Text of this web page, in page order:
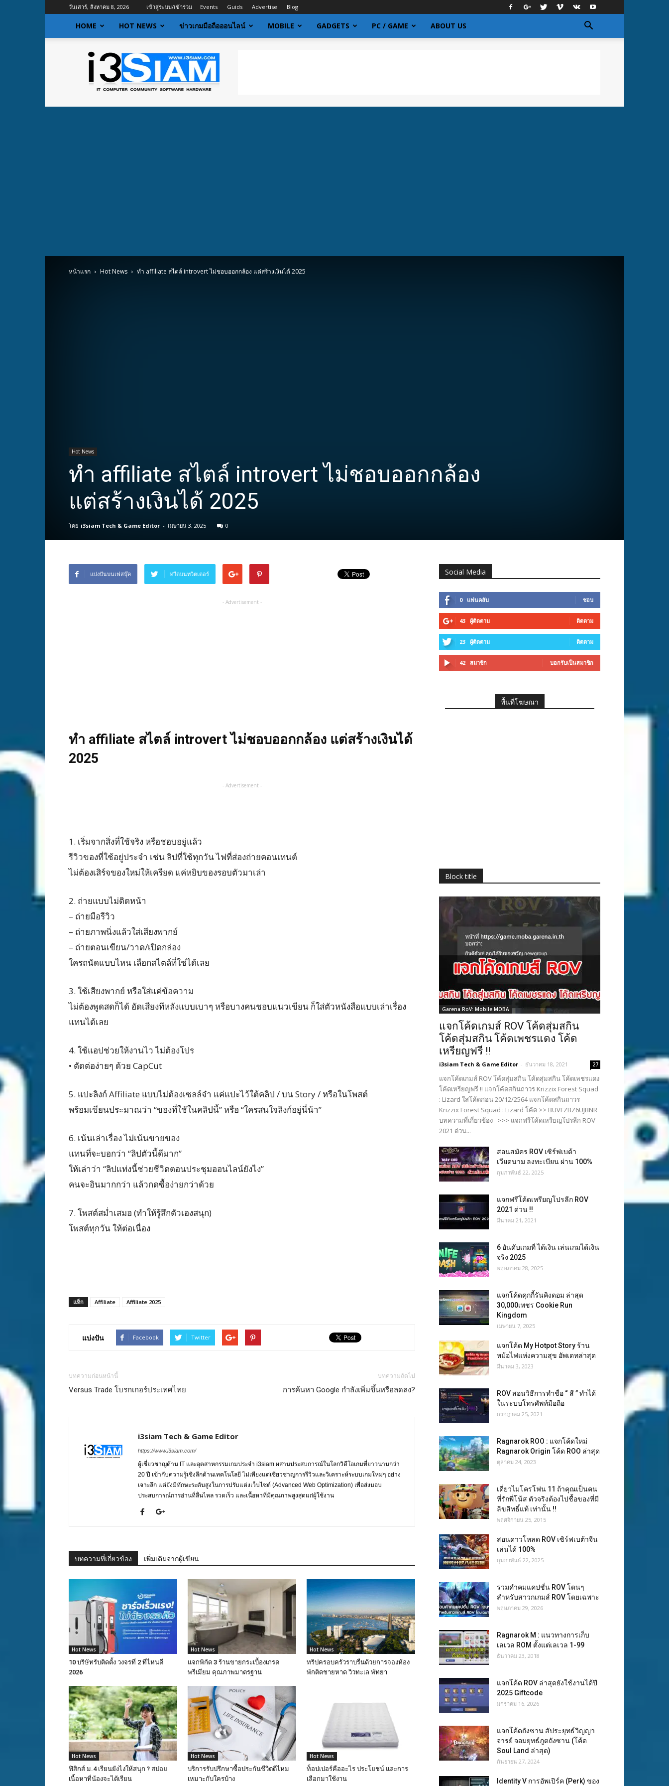
วันเสาร์, สิงหาคม 8, 2026 เข้าสู่ระบบ/เข้าร่วม Events Guids Advertise Blog
HOME HOT NEWS ข่าวเกมมือถือออนไลน์ MOBILE GADGETS PC / GAME ABOUT US
I3siam
ข่าว
ไอที
ข้อมูล
หน้าแรก Hot News ทำ affiliate สไตล์ introvert ไม่ชอบออกกล้อง แต่สร้างเงินได้ 2025
Hot News
ทำ affiliate สไตล์ introvert ไม่ชอบออกกล้อง
แต่สร้างเงินได้ 2025
โดย i3siam Tech & Game Editor - เมษายน 3, 2025 0
แบ่งปันบนเฟสบุ๊ค ทวีตบนทวิตเตอร์
- Advertisement -
ทำ affiliate สไตล์ introvert ไม่ชอบออกกล้อง แต่สร้างเงินได้
2025
- Advertisement -
1. เริ่มจากสิ่งที่ใช้จริง หรือชอบอยู่แล้ว
รีวิวของที่ใช้อยู่ประจำ เช่น ลิปที่ใช้ทุกวัน ไฟที่ส่องถ่ายคอนเทนต์
ไม่ต้องเสิร์จของใหม่ให้เครียด แค่หยิบของรอบตัวมาเล่า
2. ถ่ายแบบไม่ติดหน้า
– ถ่ายมือรีวิว
– ถ่ายภาพนิ่งแล้วใส่เสียงพากย์
– ถ่ายตอนเขียน/วาด/เปิดกล่อง
ใครถนัดแบบไหน เลือกสไตล์ที่ใช่ได้เลย
3. ใช้เสียงพากย์ หรือใส่แค่ข้อความ
ไม่ต้องพูดสดก็ได้ อัดเสียงทีหลังแบบเบาๆ หรือบางคนชอบแนวเขียน ก็ใส่ตัวหนังสือแบบเล่าเรื่อง
แทนได้เลย
4. ใช้แอปช่วยให้งานไว ไม่ต้องโปร
• ตัดต่อง่ายๆ ด้วย CapCut
5. แปะลิงก์ Affiliate แบบไม่ต้องเซลล์จ๋า แค่แปะไว้ใต้คลิป / บน Story / หรือในโพสต์
พร้อมเขียนประมาณว่า “ของที่ใช้ในคลิปนี้” หรือ “ใครสนใจลิงก์อยู่นี่น้า”
6. เน้นเล่าเรื่อง ไม่เน้นขายของ
แทนที่จะบอกว่า “ลิปตัวนี้ดีมาก”
ให้เล่าว่า “ลิปแท่งนี้ช่วยชีวิตตอนประชุมออนไลน์ยังไง”
คนจะอินมากกว่า แล้วกดซื้อง่ายกว่าด้วย
7. โพสต์สม่ำเสมอ (ทำให้รู้สึกตัวเองสนุก)
โพสต์ทุกวัน ให้ต่อเนื่อง
แท็ก Affiliate Affiliate 2025
แบ่งปัน Facebook Twitter
บทความก่อนหน้านี้
Versus Trade โบรกเกอร์ประเทศไทย
บทความถัดไป
การค้นหา Google กำลังเพิ่มขึ้นหรือลดลง?
i3siam Tech & Game Editor
https://www.i3siam.com/
ผู้เชี่ยวชาญด้าน IT และอุตสาหกรรมเกมประจำ i3siam ผสานประสบการณ์ในโลกวิดีโอเกมที่ยาวนานกว่า
20 ปี เข้ากับความรู้เชิงลึกด้านเทคโนโลยี ไม่เพียงแต่เชี่ยวชาญการรีวิวและวิเคราะห์ระบบเกมใหม่ๆ อย่าง
เจาะลึก แต่ยังมีทักษะระดับสูงในการปรับแต่งเว็บไซต์ (Advanced Web Optimization) เพื่อส่งมอบ
ประสบการณ์การอ่านที่ลื่นไหล รวดเร็ว และเนื้อหาที่มีคุณภาพสูงสุดแก่ผู้ใช้งาน
บทความที่เกี่ยวข้อง เพิ่มเติมจากผู้เขียน
Hot News
10 บริษัทรับติดตั้ง วงจรที่ 2 ที่ไหนดี
2026
Hot News
แจกพิกัด 3 ร้านขายกระเบื้องเกรด
พรีเมียม คุณภาพมาตรฐาน
Hot News
ทริปครอบครัวราบรื่นด้วยการจองห้อง
พักติดชายหาด วิวทะเล พัทยา
Hot News
ฟิสิกส์ ม.4 เรียนยังไงให้สนุก ? สปอย
เนื้อหาที่น้องจะได้เรียน
Hot News
บริการรับปรึกษาซื้อประกันชีวิตดีไหม
เหมาะกับใครบ้าง
Hot News
ท็อปเปอร์คืออะไร ประโยชน์ และการ
เลือกมาใช้งาน
Social Media
0 แฟนคลับ ชอบ
43 ผู้ติดตาม ติดตาม
23 ผู้ติดตาม ติดตาม
42 สมาชิก บอกรับเป็นสมาชิก
พื้นที่โฆษณา
Block title
Garena RoV: Mobile MOBA
แจกโค้ดเกมส์ ROV โค้ดสุ่มสกิน
โค้ดสุ่มสกิน โค้ดเพชรแดง โค้ด
เหรียญฟรี !!
i3siam Tech & Game Editor - ธันวาคม 18, 2021 27
แจกโค้ดเกมส์ ROV โค้ดสุ่มสกิน โค้ดสุ่มสกิน โค้ดเพชรแดง
โค้ดเหรียญฟรี !! แจกโค้ดสกินถาวร Krizzix Forest Squad
: Lizard ใส่โค้ดก่อน 20/12/2564 แจกโค้ดสกินถาวร
Krizzix Forest Squad : Lizard โค้ด >> BUVFZBZ6UJBNR
บทความที่เกี่ยวข้อง >>> แจกฟรีโค้ดเหรียญโปรลีก ROV
2021 ด่วน...
สอนสมัคร ROV เซิร์ฟเบต้า
เวียดนาม ลงทะเบียน ผ่าน 100%
กุมภาพันธ์ 22, 2025
แจกฟรีโค้ดเหรียญโปรลีก ROV
2021 ด่วน !!
มีนาคม 21, 2021
6 อันดับเกมที่ ได้เงิน เล่นเกมได้เงิน
จริง 2025
พฤษภาคม 28, 2025
แจกโค้ดคุกกี้รันคิงดอม ล่าสุด
30,000เพชร Cookie Run
Kingdom
เมษายน 7, 2025
แจกโค้ด My Hotpot Story ร้าน
หม้อไฟแห่งความสุข อัพเดทล่าสุด
มีนาคม 3, 2023
ROV สอนวิธีการทำชื่อ “ สี ” ทำได้
ในระบบโทรศัพท์มือถือ
กรกฎาคม 25, 2021
Ragnarok ROO : แจกโค้ดใหม่
Ragnarok Origin โค้ด ROO ล่าสุด
ตุลาคม 24, 2023
เดี่ยวไมโครโฟน 11 ถ้าคุณเป็นคน
ที่รักพี่โน้ส ตัวจริงต้องไปชื้อของที่มี
ลิขสิทธิ์แท้ เท่านั้น !!
พฤศจิกายน 25, 2015
สอนดาวโหลด ROV เซิร์ฟเบต้าจีน
เล่นได้ 100%
กุมภาพันธ์ 22, 2025
รวมคำคมแคปชั่น ROV โดนๆ
สำหรับสาวกเกมส์ ROV โดยเฉพาะ
พฤษภาคม 29, 2026
Ragnarok M : แนวทางการเก็บ
เลเวล ROM ตั้งแต่เลเวล 1-99
ธันวาคม 23, 2018
แจกโค้ด ROV ล่าสุดยังใช้งานได้ปี
2025 Giftcode
มกราคม 16, 2026
แจกโค้ดถังซาน สัประยุทธ์วิญญา
จารย์ จอมยุทธ์ภูตถังซาน (โค้ด
Soul Land ล่าสุด)
กันยายน 27, 2024
Identity V การอัพเปิร์ค (Perk) ของ